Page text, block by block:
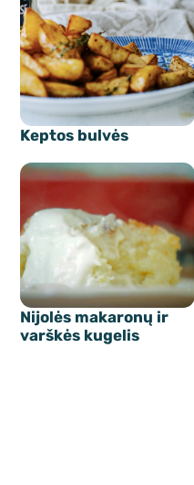
Keptos bulvės
Nijolės makaronų ir
varškės kugelis